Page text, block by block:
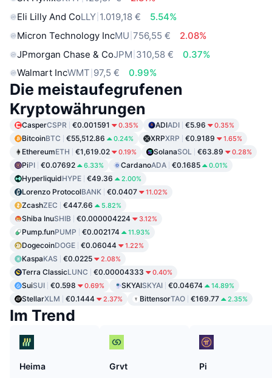
Eli Lilly And CoLLY 1.019,18 €
5.54%
Micron Technology IncMU 756,55 €
2.08%
JPmorgan Chase & CoJPM 310,58 €
0.37%
Walmart IncWMT 97,5 € 0.99%
Die meistaufegrufenen
Kryptowährungen
CasperCSPR €0.001591 0.35% ADIADI €5.96 0.35%
BitcoinBTC €55,512.86 0.24% XRPXRP €0.9189 1.65%
EthereumETH €1,619.02 0.19% SolanaSOL €63.89 0.28%
PiPI €0.07692 6.33% CardanoADA €0.1685 0.01%
HyperliquidHYPE €49.36 2.00%
Lorenzo ProtocolBANK €0.0407 11.02%
ZcashZEC €447.66 5.82%
Shiba InuSHIB €0.000004224 3.12%
Pump.funPUMP €0.002174 11.93%
DogecoinDOGE €0.06044 1.22%
KaspaKAS €0.0225 2.08%
Terra ClassicLUNC €0.00004333 0.40%
SuiSUI €0.598 0.69% SKYAISKYAI €0.04674 14.89%
StellarXLM €0.1444 2.37% BittensorTAO €169.77 2.35%
Im Trend
Heima
Grvt
Pi